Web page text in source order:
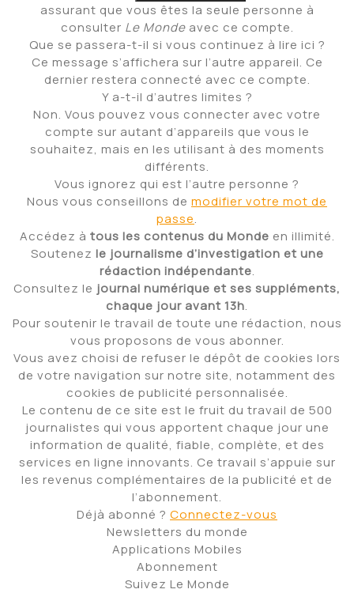
assurant que vous êtes la seule personne à
consulter Le Mondeavec ce compte.
Que se passera-t-il si vous continuez à lire ici ?
Ce message s’affichera sur l’autre appareil. Ce
dernier restera connecté avec ce compte.
Y a-t-il d’autres limites ?
Non. Vous pouvez vous connecter avec votre
compte sur autant d’appareils que vous le
souhaitez, mais en les utilisant à des moments
différents.
Vous ignorez qui est l’autre personne ?
Nous vous conseillons de modifier votre mot de
passe.
Accédez à tous les contenus du Monde en illimité.
Soutenez le journalisme d’investigation et une
rédaction indépendante.
Consultez le journal numérique et ses suppléments,
chaque jour avant 13h.
Pour soutenir le travail de toute une rédaction, nous
vous proposons de vous abonner.
Vous avez choisi de refuser le dépôt de cookies lors
de votre navigation sur notre site, notamment des
cookies de publicité personnalisée.
Le contenu de ce site est le fruit du travail de 500
journalistes qui vous apportent chaque jour une
information de qualité, fiable, complète, et des
services en ligne innovants. Ce travail s’appuie sur
les revenus complémentaires de la publicité et de
l’abonnement.
Déjà abonné ? Connectez-vous
Newsletters du monde
Applications Mobiles
Abonnement
Suivez Le Monde